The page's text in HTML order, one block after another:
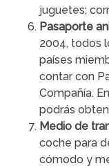
juguetes;
Pasaporte
2004, todos
países
contar con
Compañía.
podrás
Medio de
coche para
cómodo y